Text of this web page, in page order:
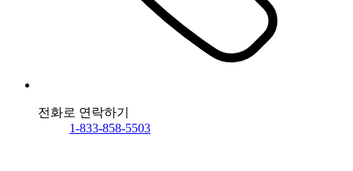
전화로 연락하기
1-833-858-5503